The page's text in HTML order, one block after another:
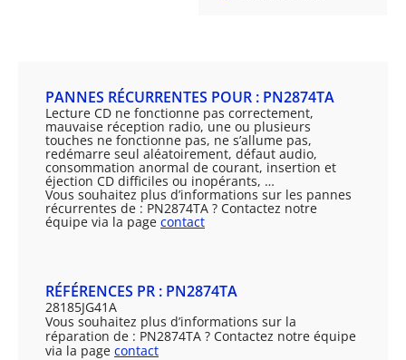
PANNES RÉCURRENTES POUR : PN2874TA
Lecture CD ne fonctionne pas correctement,
mauvaise réception radio, une ou plusieurs
touches ne fonctionne pas, ne s’allume pas,
redémarre seul aléatoirement, défaut audio,
consommation anormal de courant, insertion et
éjection CD difficiles ou inopérants, …
Vous souhaitez plus d’informations sur les pannes
récurrentes de : PN2874TA ? Contactez notre
équipe via la page contact
RÉFÉRENCES PR : PN2874TA
28185JG41A
Vous souhaitez plus d’informations sur la
réparation de : PN2874TA ? Contactez notre équipe
via la page contact